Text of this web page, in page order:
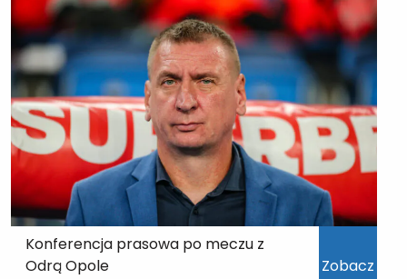
Konferencja prasowa po meczu z
Odrą Opole
Zobacz